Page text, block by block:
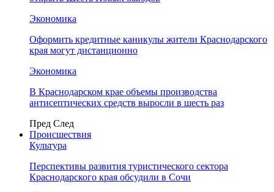
Экономика
Оформить кредитные каникулы жители Краснодарского
края могут дистанционно
Экономика
В Краснодарском крае объемы производства
антисептических средств выросли в шесть раз
Пред След
Происшествия
Культура
Перспективы развития туристического сектора
Краснодарского края обсудили в Сочи